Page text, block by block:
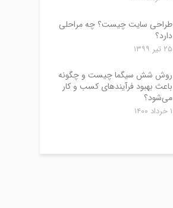
طراحی سایت چیست؟ چه مراحلی
دارد؟
۲۵ تیر ۱۳۹۹
روش شش سیگما چیست و چگونه
باعث بهبود فرآیندهای کسب و کار
می‌شود؟
۱ خرداد ۱۴۰۰